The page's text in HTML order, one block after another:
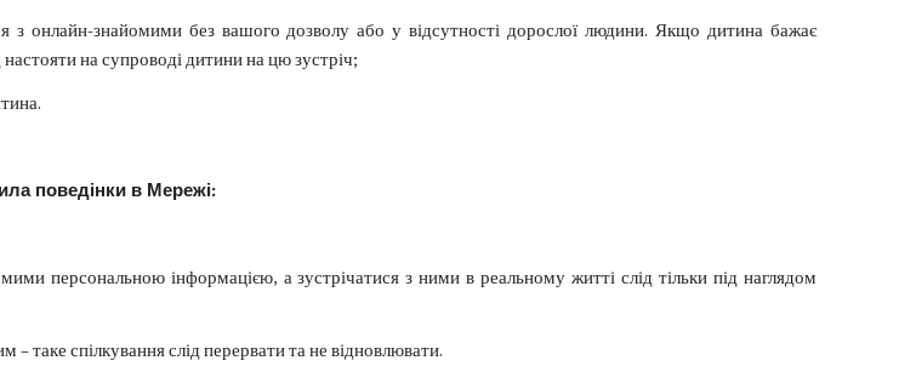
з онлайн-знайомими без вашого дозволу або у відсутності дорослої людини. Якщо дитина бажає
на супроводі дитини на цю зустріч;
поведінки в Мережі:
персональною інформацією, а зустрічатися з ними в реальному житті слід тільки під наглядом
– таке спілкування слід перервати та не відновлювати.